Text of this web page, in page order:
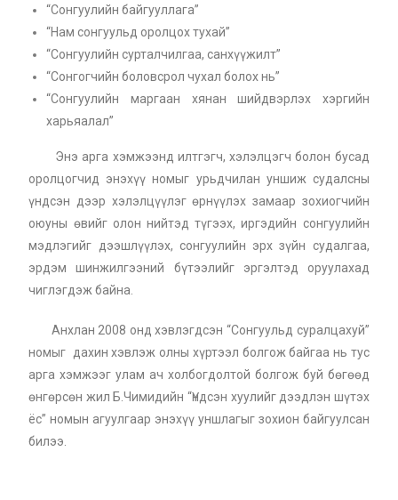
“Сонгуулийн байгууллага”
“Нам сонгуульд оролцох тухай”
“Сонгуулийн сурталчилгаа, санхүүжилт”
“Сонгогчийн боловсрол чухал болох нь”
“Сонгуулийн маргаан хянан шийдвэрлэх хэргийн
харьяалал”
Энэ арга хэмжээнд илтгэгч, хэлэлцэгч болон бусад
оролцогчид энэхүү номыг урьдчилан уншиж судалсны
үндсэн дээр хэлэлцүүлэг өрнүүлэх замаар зохиогчийн
оюуны өвийг олон нийтэд түгээх, иргэдийн сонгуулийн
мэдлэгийг дээшлүүлэх, сонгуулийн эрх зүйн судалгаа,
эрдэм шинжилгээний бүтээлийг эргэлтэд оруулахад
чиглэгдэж байна.
Анхлан 2008 онд хэвлэгдсэн “Сонгуульд суралцахуй”
номыг дахин хэвлэж олны хүртээл болгож байгаа нь тус
арга хэмжээг улам ач холбогдолтой болгож буй бөгөөд
өнгөрсөн жил Б.Чимидийн “Үндсэн хуулийг дээдлэн шүтэх
ёс” номын агуулгаар энэхүү уншлагыг зохион байгуулсан
билээ.